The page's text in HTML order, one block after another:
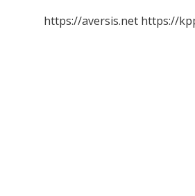
https://aversis.net https://